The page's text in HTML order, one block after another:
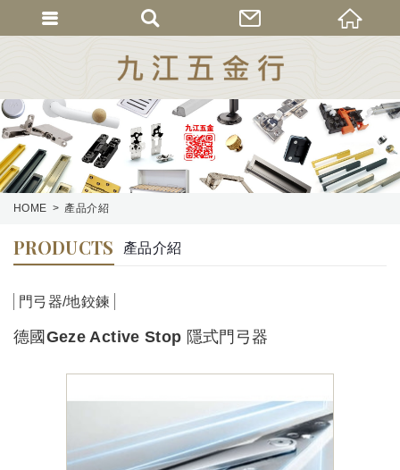
HOME 產品介紹
PRODUCTS 產品介紹
門弓器/地鉸鍊
德國Geze Active Stop 隱式門弓器